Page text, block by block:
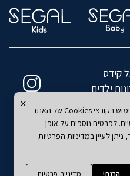
×
אתר זה עושה שימוש בקובצי Cookies של האתר
לפרטים נוספים על אופן
ניתן לעיין במדיניות הפרטיות
הבנתי מדיניות פרטיות
קידס
ילדים
לילדים
אוכל